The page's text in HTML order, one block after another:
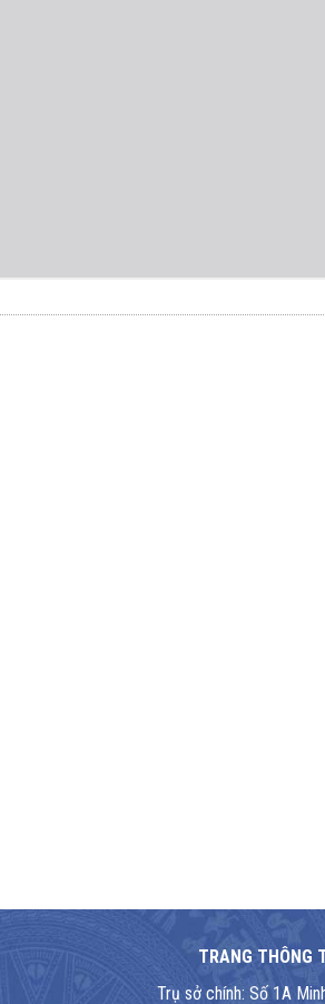
TRANG THÔNG
Trụ sở chính: Số 1A